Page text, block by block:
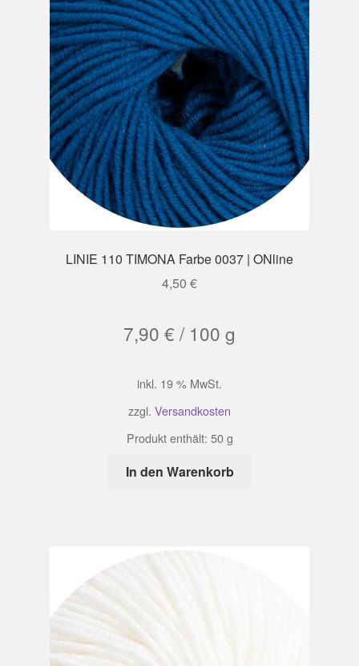
LINIE 110 TIMONA Farbe 0037 | ONline
4,50 €
7,90 € / 100 g
inkl. 19 % MwSt.
zzgl. Versandkosten
Produkt enthält: 50g
In den Warenkorb